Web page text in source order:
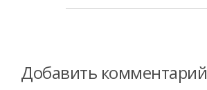
Добавить комментарий